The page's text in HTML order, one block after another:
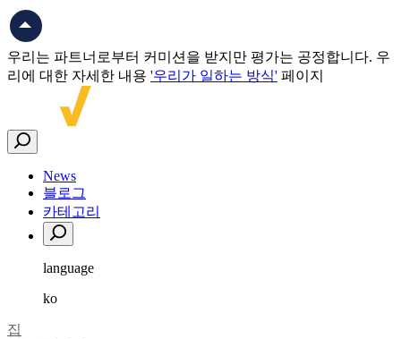
우리는 파트너로부터 커미션을 받지만 평가는 공정합니다. 우
리에 대한 자세한 내용 '우리가 일하는 방식' 페이지
News
블로그
카테고리
language
ko
집